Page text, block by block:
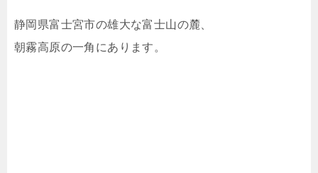
静岡県富士宮市の雄大な富士山の麓、
朝霧高原の一角にあります。